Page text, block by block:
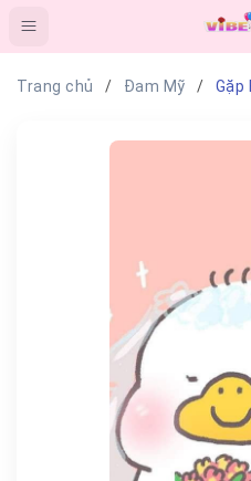
Trang chủ Đam Mỹ Gặp